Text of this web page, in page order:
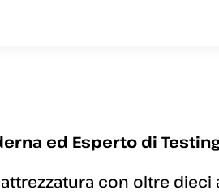
ed Esperto di
con oltre dieci